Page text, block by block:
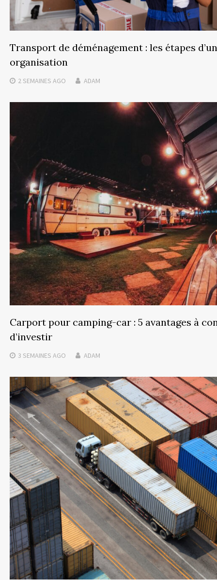
Transport de déménagement : les étapes
organisation
2 SEMAINES AGO ADAM
Carport pour camping-car : 5 avantages à
d’investir
3 SEMAINES AGO ADAM